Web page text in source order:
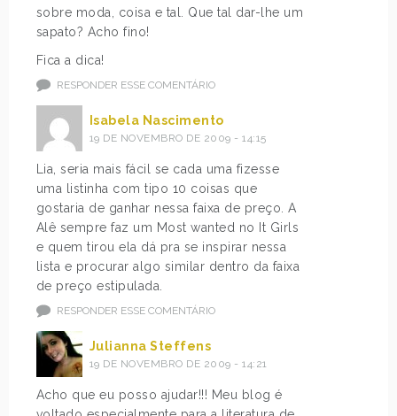
sobre moda, coisa e tal. Que tal dar-lhe um
sapato? Acho fino!
Fica a dica!
RESPONDER ESSE COMENTÁRIO
Isabela Nascimento
19 DE NOVEMBRO DE 2009 - 14:15
Lia, seria mais fácil se cada uma fizesse
uma listinha com tipo 10 coisas que
gostaria de ganhar nessa faixa de preço. A
Alê sempre faz um Most wanted no It Girls
e quem tirou ela dá pra se inspirar nessa
lista e procurar algo similar dentro da faixa
de preço estipulada.
RESPONDER ESSE COMENTÁRIO
Julianna Steffens
19 DE NOVEMBRO DE 2009 - 14:21
Acho que eu posso ajudar!!! Meu blog é